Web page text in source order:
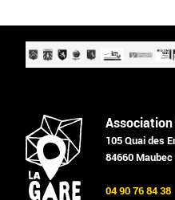
Association
105 Quai des
84660
04 90 76 84 38